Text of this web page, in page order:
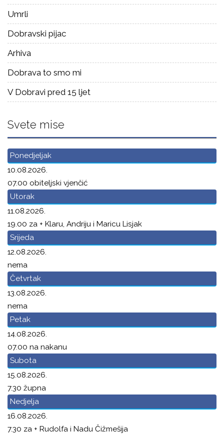
Umrli
Dobravski pijac
Arhiva
Dobrava to smo mi
V Dobravi pred 15 ljet
Svete mise
Ponedjeljak
10.08.2026.
07.00 obiteljski vjenčić
Utorak
11.08.2026.
19.00 za + Klaru, Andriju i Maricu Lisjak
Srijeda
12.08.2026.
nema
Četvrtak
13.08.2026.
nema
Petak
14.08.2026.
07.00 na nakanu
Subota
15.08.2026.
7.30 župna
Nedjelja
16.08.2026.
7.30 za + Rudolfa i Nadu Čižmešija